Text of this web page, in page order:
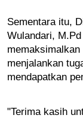
Sementara itu,
Wulandari,
menjalankan
mendapatkan
"Terima kasih